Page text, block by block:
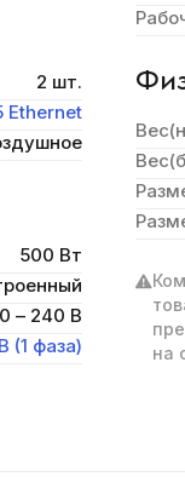
2 шт.
Ethernet
500 Вт
– 240 В
(1 фаза)
на